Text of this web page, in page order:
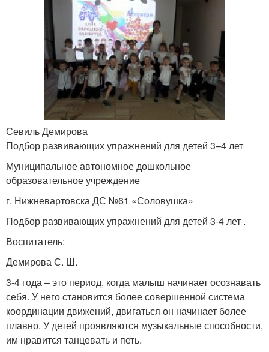
Севиль Демирова
Подбор развивающих упражнений для детей 3–4 лет
Муниципальное автономное дошкольное
образовательное учреждение
г. Нижневартовска ДС №61 «Соловушка»
Подбор развивающих упражнений для детей 3-4 лет .
Воспитатель:
Демирова С. Ш.
3-4 года – это период, когда малыш начинает осознавать
себя. У него становится более совершенной система
координации движений, двигаться он начинает более
плавно. У детей проявляются музыкальные способности,
им нравится танцевать и петь.